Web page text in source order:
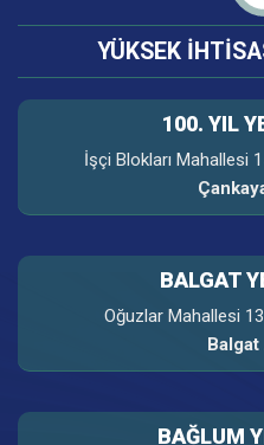
YÜKSEK
100. YIL
İşçi Blokları Mahallesi
BALGAT
Oğuzlar Mahallesi
BAĞLUM